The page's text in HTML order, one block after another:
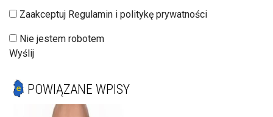
Zaakceptuj Regulamin i politykę prywatności
Nie jestem robotem
Wyślij
POWIĄZANE WPISY